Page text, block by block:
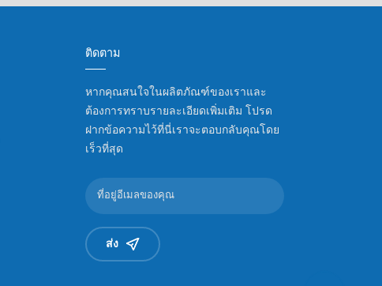
ติดตาม
หากคุณสนใจในผลิตภัณฑ์ของเราและ
ต้องการทราบรายละเอียดเพิ่มเติม โปรด
ฝากข้อความไว้ที่นี่เราจะตอบกลับคุณโดย
เร็วที่สุด
ส่ง